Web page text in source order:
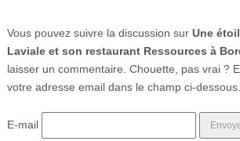
Vous pouvez suivre la discussion sur Une
Laviale et son restaurant Ressources à
laisser un commentaire. Chouette, pas vrai ?
votre adresse email dans le champ ci-dessous.
E-mail